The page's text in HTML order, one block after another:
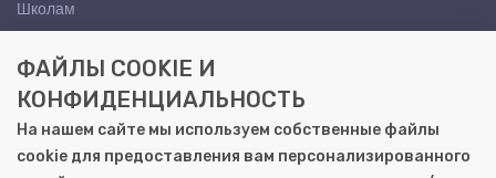
Школам
КОНТАКТЫ
Саратов, ул. Осипова, 10А
+7 (8452) 72-65-65
gemera@moya-kniga.ru
ФАЙЛЫ COOKIE И
КОНФИДЕНЦИАЛЬНОСТЬ
На нашем сайте мы используем собственные файлы
cookie для предоставления вам персонализированного